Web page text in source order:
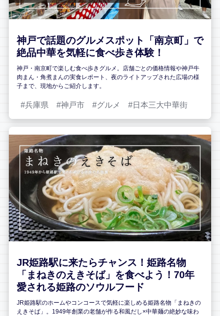
神戸で話題のグルメスポット「南京町」で
絶品中華を気軽に食べ歩き体験！
神戸・南京町で楽しむ食べ歩きグルメ。店舗ごとの価格情報や神戸牛
肉まん・角煮まんの実食レポート、夜のライトアップされた広場の様
子まで、現地からご紹介します。
兵庫県 神戸市 グルメ 日本三大中華街
JR姫路駅に来たらチャンス！姫路名物
「まねきのえきそば」を食べよう！70年
愛される姫路のソウルフード
JR姫路駅のホームやコンコースで気軽に楽しめる姫路名物「まねきの
えきそば」。1949年創業の老舗が作る和風だし×中華麺の絶妙な味わ